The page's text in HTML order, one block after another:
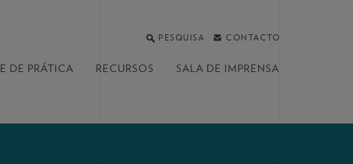
PESQUISA CONTACTO
DE PRÁTICA RECURSOS SALA DE IMPRENSA